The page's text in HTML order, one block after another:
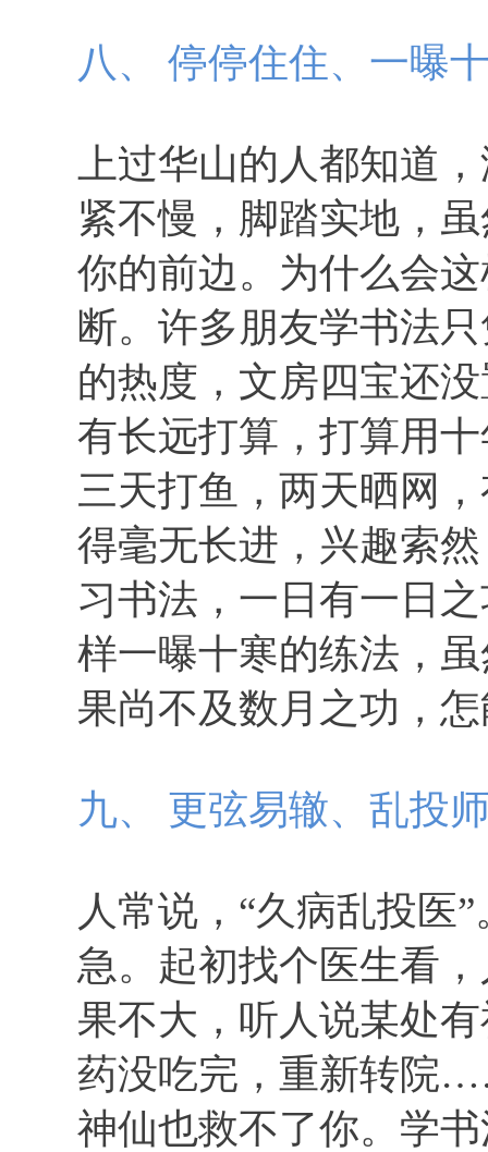
八、 停停住住、一曝
上过华山的人都知道
紧不慢，脚踏实地，
你的前边。为什么会
断。许多朋友学书法
的热度，文房四宝还
有长远打算，打算用
三天打鱼，两天晒网
得毫无长进，兴趣索
习书法，一日有一日
样一曝十寒的练法，
果尚不及数月之功，
九、 更弦易辙、乱投
人常说，“久病乱投医
急。起初找个医生看
果不大，听人说某处
药没吃完，重新转院
神仙也救不了你。学